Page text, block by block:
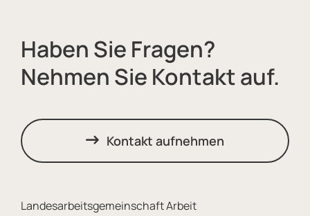
Landesarbeitsgemeinschaft Arbeit
Haben Sie Fragen?
Nehmen Sie Kontakt auf.
Kontakt aufnehmen